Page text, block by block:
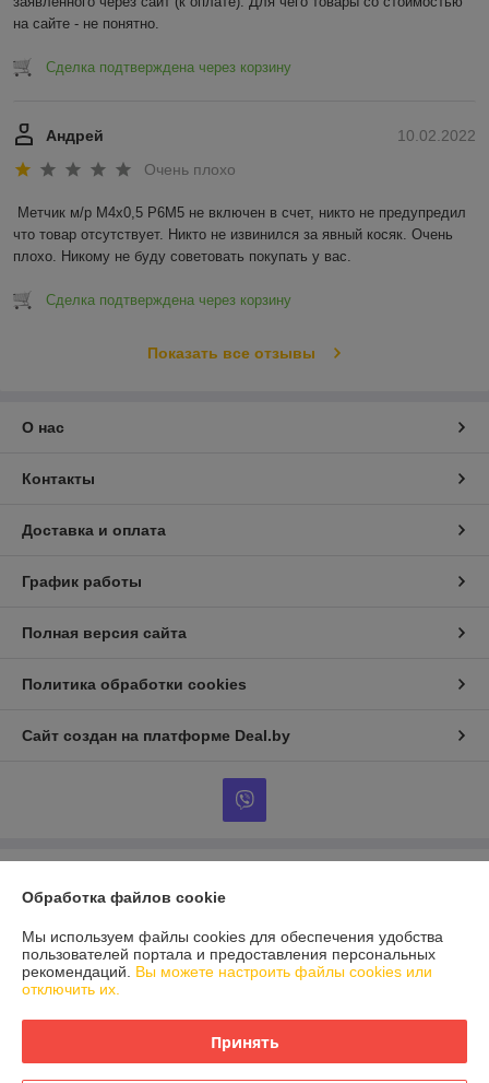
на сайте - не понятно.
Сделка подтверждена через корзину
10.02.2022
Андрей
Очень плохо
Метчик м/р М4х0,5 Р6М5 не включен в счет, никто не предупредил
что товар отсутствует. Никто не извинился за явный косяк. Очень
плохо. Никому не буду советовать покупать у вас.
Сделка подтверждена через корзину
Показать все отзывы
О нас
Контакты
Доставка и оплата
График работы
Полная версия сайта
Политика обработки cookies
Сайт создан на платформе Deal.by
220015, г. Минск, ул. Одоевского, 115а, пом. 238
Регистрационный номер ЕГР: 191543312
Регистрационный орган: Мингорисполком
Обработка файлов cookie
Мы используем файлы cookies для обеспечения удобства
пользователей портала и предоставления персональных
рекомендаций. Вы можете настроить файлы cookies или
отключить их.
Принять